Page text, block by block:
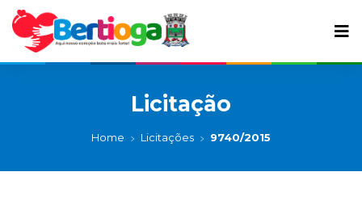
Licitação
Home Licitações 9740/2015